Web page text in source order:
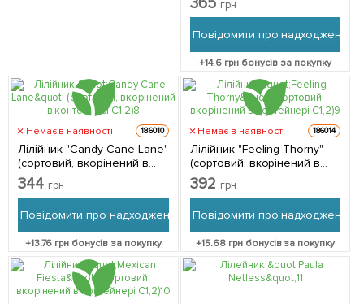
С1,2) 1 саджанець в грн
Повідомити про надходження
+14.6 грн бонусів за покупку
Немає в наявності 186010
Лілійник "Candy Cane Lane"
(сортовий, вкорінений в
контейнері С1,2) 1
саджанець в упаковці
344 грн
Повідомити про надходження
+13.76 грн бонусів за покупку
Немає в наявності 186014
Лілійник "Feeling Thorny"
(сортовий, вкорінений в
контейнері С1,2) 1
саджанець в упаковці
392 грн
Повідомити про надходження
+15.68грн бонусів за покупку